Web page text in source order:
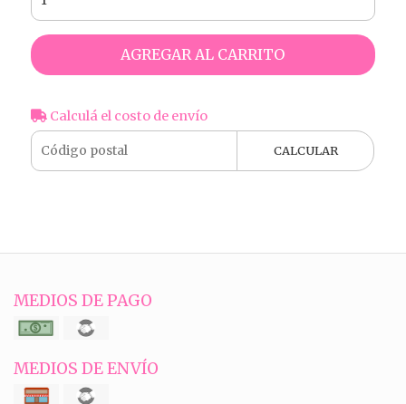
AGREGAR AL CARRITO
Calculá el costo de envío
CALCULAR
MEDIOS DE PAGO
MEDIOS DE ENVÍO